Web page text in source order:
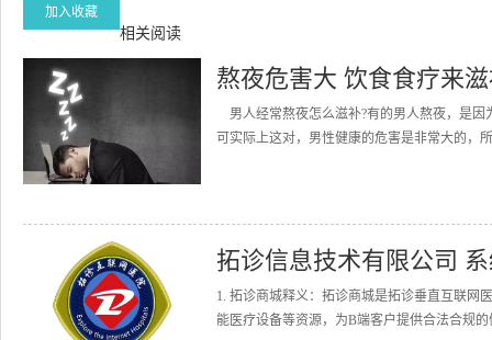
加入收藏
相关阅读
熬夜危害大 饮食食疗来
男人经常熬夜怎么滋补?有的男人熬夜，是因
可实际上这对，男性健康的危害是非常大的，
拓诊信息技术有限公司
1. 拓诊商城释义：拓诊商城是拓诊垂直互联网
能医疗设备等资源，为B端客户提供合法合规